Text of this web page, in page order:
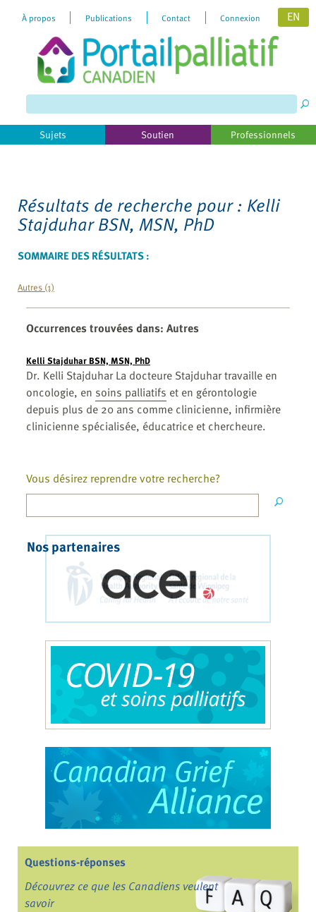
website
includes
an
À propos Publications Contact Connexion EN
Sujets Soutien Professionnels
Résultats de recherche pour : Kelli
Stajduhar BSN, MSN, PhD
SOMMAIRE DES RÉSULTATS :
Autres (1)
Occurrences trouvées dans: Autres
Kelli Stajduhar BSN, MSN, PhD
Dr. Kelli Stajduhar La docteure Stajduhar travaille en
oncologie, en soins palliatifs et en gérontologie
depuis plus de 20 ans comme clinicienne, infirmière
clinicienne spécialisée, éducatrice et chercheure.
Vous désirez reprendre votre recherche?
Nos partenaires
Questions-réponses
Découvrez ce que les Canadiens veulent
savoir